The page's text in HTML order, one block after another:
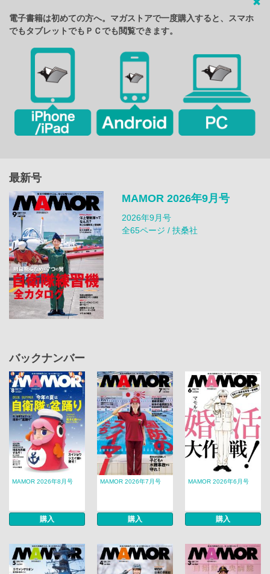
電子書籍は初めての方へ。マガストアで一度購入すると、スマホ
でもタブレットでもＰＣでも閲覧できます。
最新号
MAMOR 2026年9月号
2026年9月号
全65ページ / 扶桑社
バックナンバー
MAMOR 2026年8月号
購入
MAMOR 2026年7月号
購入
MAMOR 2026年6月号
購入